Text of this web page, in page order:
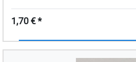
1,70 € *